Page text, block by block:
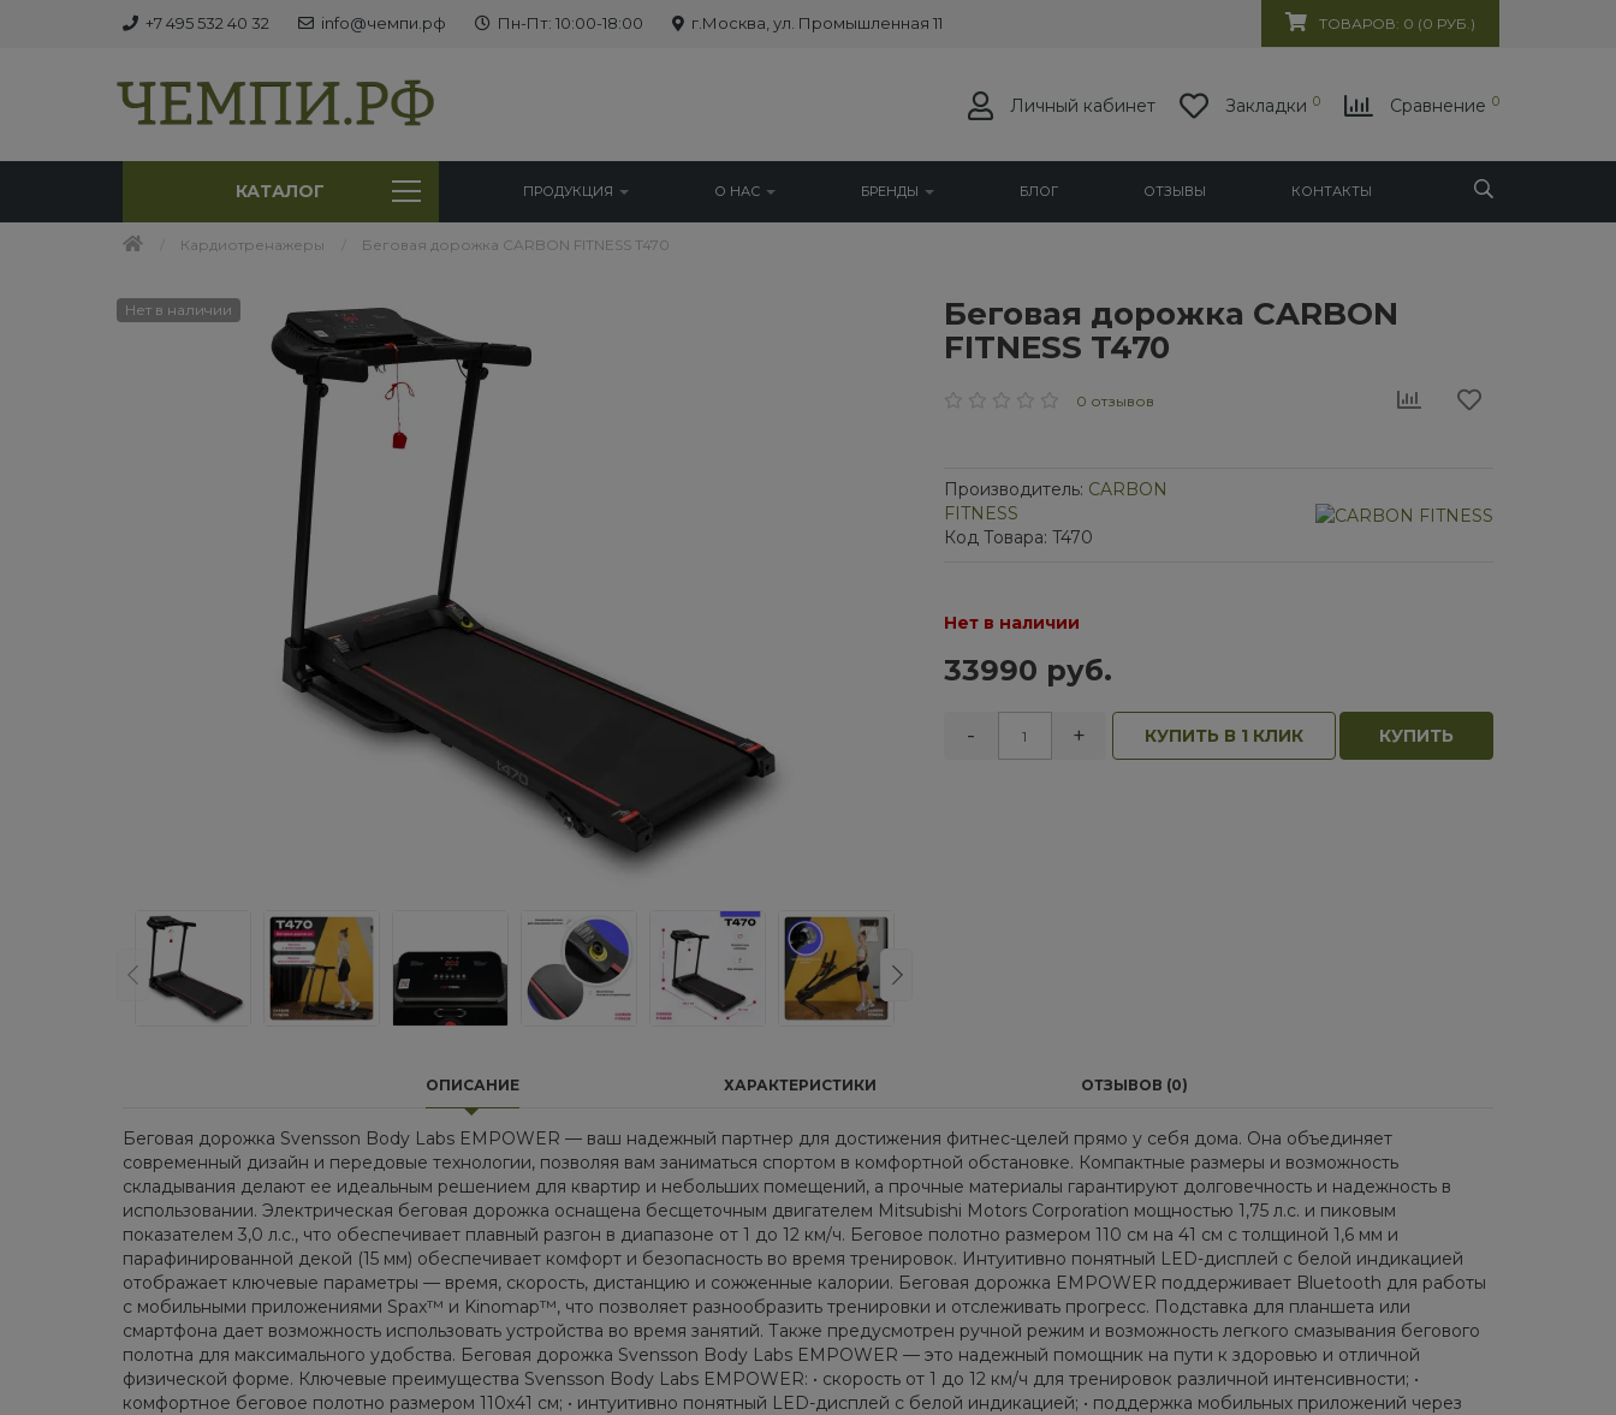
+7 495 532 40 32 info@чемпи.рф Пн-Пт: 10:00-18:00 г.Москва, ул. Промышленная 11 ТОВАРОВ: 0 (0 РУБ.)
Личный кабинет Закладки 0 Сравнение 0
КАТАЛОГ ПРОДУКЦИЯ О НАС БРЕНДЫ БЛОГ ОТЗЫВЫ КОНТАКТЫ
Кардиотренажеры Беговая дорожка CARBON FITNESS T470
Нет в наличии
Беговая дорожка CARBON
FITNESS T470
0 отзывов
Производитель: CARBON
FITNESS
Код Товара: T470
Нет в наличии
33990 руб.
- + КУПИТЬ В 1 КЛИК КУПИТЬ
ОПИСАНИЕ ХАРАКТЕРИСТИКИ ОТЗЫВОВ (0)
Беговая дорожка Svensson Body Labs EMPOWER — ваш надежный партнер для достижения фитнес-целей прямо у себя дома. Она объединяет
современный дизайн и передовые технологии, позволяя вам заниматься спортом в комфортной обстановке. Компактные размеры и возможность
складывания делают ее идеальным решением для квартир и небольших помещений, а прочные материалы гарантируют долговечность и надежность в
использовании. Электрическая беговая дорожка оснащена бесщеточным двигателем Mitsubishi Motors Corporation мощностью 1,75 л.с. и пиковым
показателем 3,0 л.с., что обеспечивает плавный разгон в диапазоне от 1 до 12 км/ч. Беговое полотно размером 110 см на 41 см с толщиной 1,6 мм и
парафинированной декой (15 мм) обеспечивает комфорт и безопасность во время тренировок. Интуитивно понятный LED-дисплей с белой индикацией
отображает ключевые параметры — время, скорость, дистанцию и сожженные калории. Беговая дорожка EMPOWER поддерживает Bluetooth для работы
с мобильными приложениями Spax™ и Kinomap™, что позволяет разнообразить тренировки и отслеживать прогресс. Подставка для планшета или
смартфона дает возможность использовать устройства во время занятий. Также предусмотрен ручной режим и возможность легкого смазывания бегового
полотна для максимального удобства. Беговая дорожка Svensson Body Labs EMPOWER — это надежный помощник на пути к здоровью и отличной
физической форме. Ключевые преимущества Svensson Body Labs EMPOWER: • скорость от 1 до 12 км/ч для тренировок различной интенсивности; •
комфортное беговое полотно размером 110х41 см; • интуитивно понятный LED-дисплей с белой индикацией; • поддержка мобильных приложений через